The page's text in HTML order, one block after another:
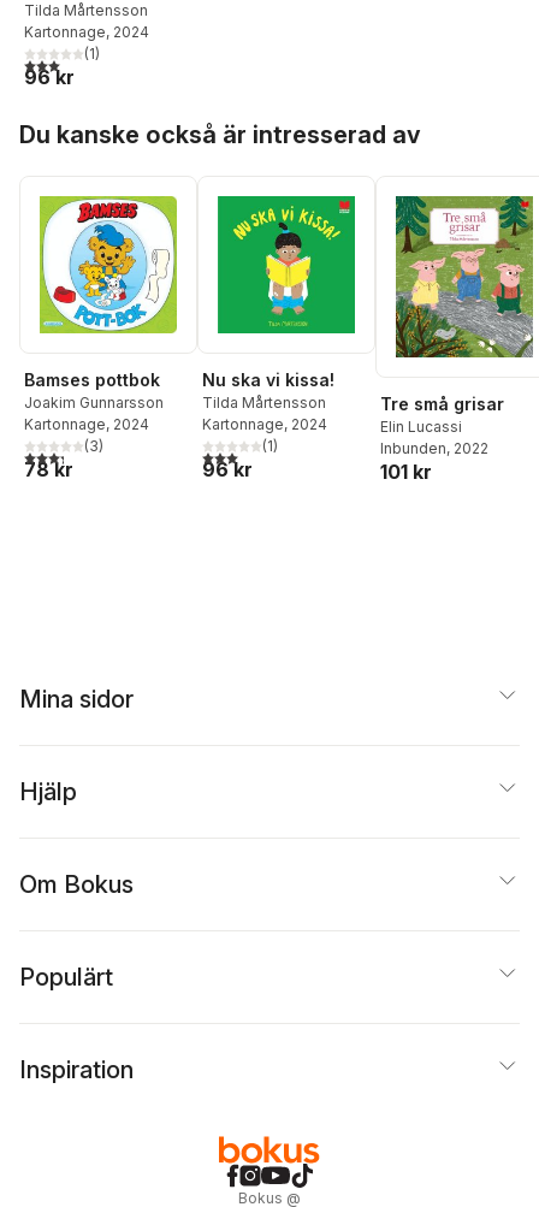
Tilda Mårtensson
Kartonnage, 2024
3,0utav 5 stjärnor. Totalt antal röster:
(1)
96 kr
Du kanske också är intresserad av
Bamses pottbok
Joakim Gunnarsson
Kartonnage, 2024
3,3utav 5 stjärnor. Totalt antal röster:
(3)
78 kr
Nu ska vi kissa!
Tilda Mårtensson
Kartonnage, 2024
3,0utav 5 stjärnor. Totalt antal röster:
(1)
96 kr
Tre små grisar
Elin Lucassi
Inbunden, 2022
101 kr
Mina sidor
Hjälp
Om Bokus
Populärt
Inspiration
Bokus @